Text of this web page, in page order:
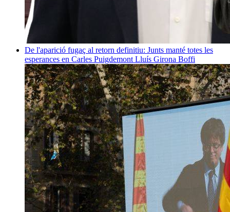
De l'aparició fugaç al retorn definitiu: Junts manté totes les
esperances en Carles Puigdemont Lluís Girona Boffi